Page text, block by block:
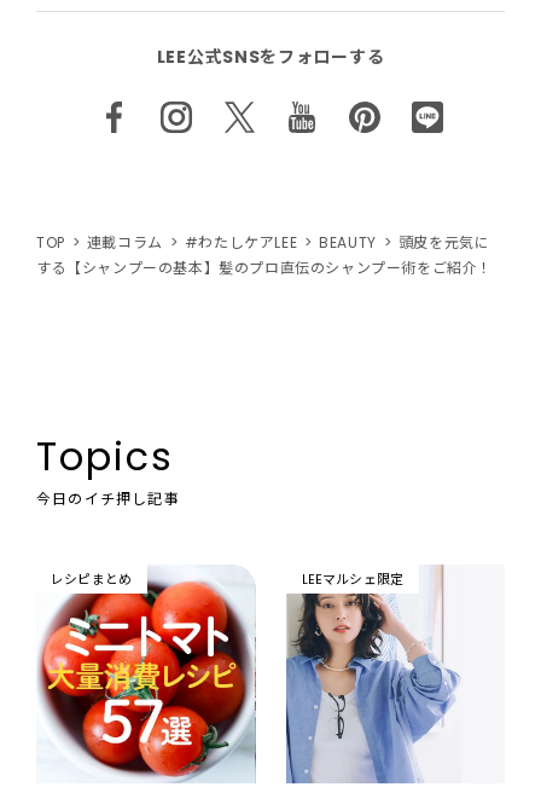
LEE公式SNSをフォローする
TOP 連載コラム #わたしケアLEE BEAUTY
頭皮を元気に
する【シャンプーの基本】髪のプロ直伝のシャンプー術をご紹介！
Topics
今日のイチ押し記事
レシピまとめ LEEマルシェ限定